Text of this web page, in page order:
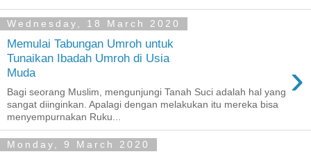
Wednesday, 18 March 2020
Memulai Tabungan Umroh untuk
Tunaikan Ibadah Umroh di Usia
Muda
›
Bagi seorang Muslim, mengunjungi Tanah Suci adalah hal yang
sangat diinginkan. Apalagi dengan melakukan itu mereka bisa
menyempurnakan Ruku...
Monday, 9 March 2020